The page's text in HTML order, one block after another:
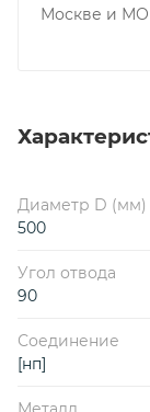
Москве и МО
Диаметр D (мм)
500
Угол отвода
90
Соединение
[нп]